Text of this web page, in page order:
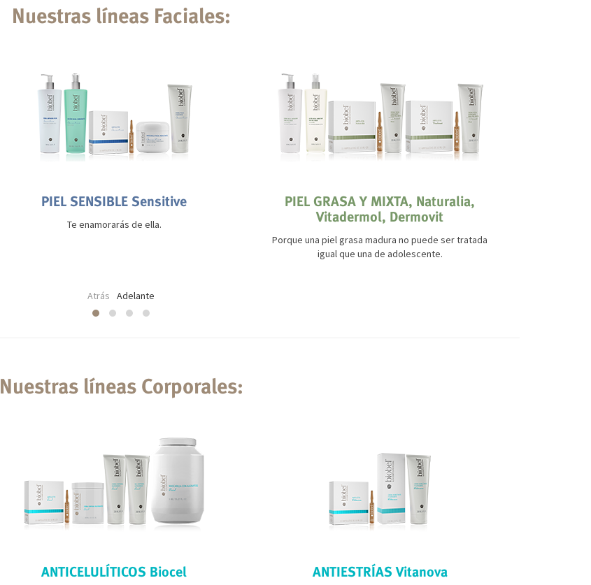
Nuestras líneas Faciales:
PIEL SENSIBLE Sensitive
Te enamorarás de ella.
PIEL GRASA Y MIXTA, Naturalia,
Vitadermol, Dermovit
Porque una piel grasa madura no puede ser tratada
igual que una de adolescente.
Atrás Adelante
Nuestras líneas Corporales:
ANTICELULÍTICOS Biocel ANTIESTRÍAS Vitanova